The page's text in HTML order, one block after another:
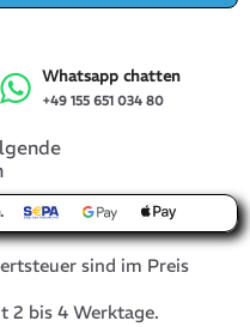
+49 155 651 034 80
Whatsapp chatten
sind im Preis
2 bis 4 Werktage.